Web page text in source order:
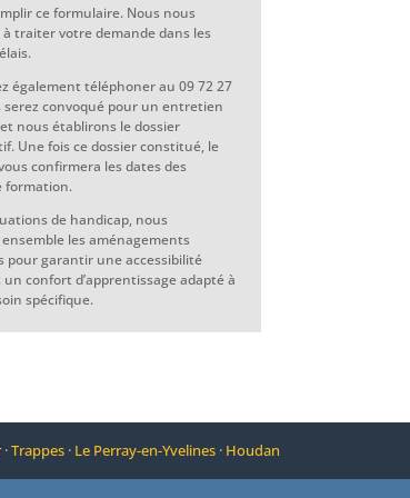
ce formulaire. Nous nous
traiter votre demande dans les
également téléphoner au 09 72 27
serez convoqué pour un entretien
nous établirons le dossier
Une fois ce dossier constitué, le
confirmera les dates des
formation.
de handicap, nous
les aménagements
pour garantir une accessibilité
confort d’apprentissage adapté à
spécifique.
·Trappes· Le Perray-en-Yvelines· Houdan